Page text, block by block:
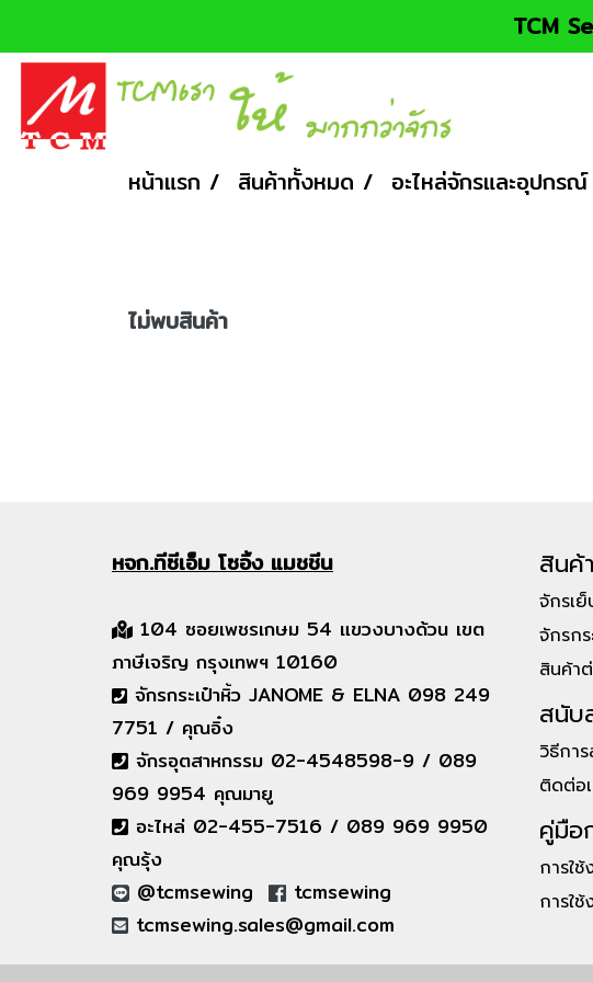
TCM
หน้าแรก สินค้าทั้งหมด อะไหล่จักรและอุปกรณ์
ไม่พบสินค้า
หจก.ทีซีเอ็ม โซอิ้ง แมชชีน
104 ซอยเพชรเกษม 54 แขวงบางด้วน เขต
ภาษีเจริญ กรุงเทพฯ 10160
จักรกระเป๋าหิ้ว JANOME & ELNA 098 249
7751 / คุณอิ๋ง
จักรอุตสาหกรรม 02-4548598-9 / 089
969 9954 คุณมายู
อะไหล่ 02-455-7516 / 089 969 9950
คุณรุ้ง
@tcmsewing
tcmsewing
tcmsewing.sales@gmail.com
สินค้า
จักรเ
จักรกร
สินค้า
สนับ
วิธีกา
ติดต่อ
คู่มือ
การใ
การใช้